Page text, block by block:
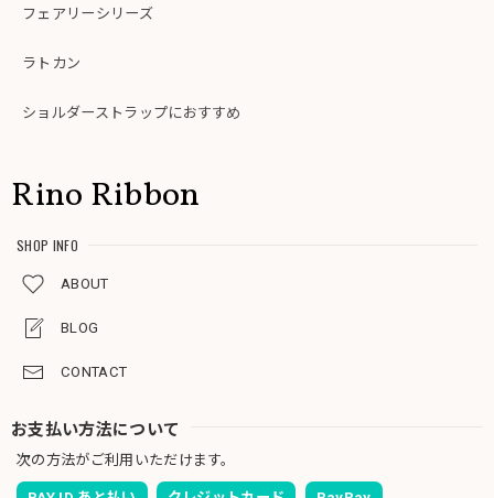
フェアリーシリーズ
ラトカン
ショルダーストラップにおすすめ
Rino Ribbon
SHOP INFO
ABOUT
BLOG
CONTACT
お支払い方法について
次の方法がご利用いただけます。